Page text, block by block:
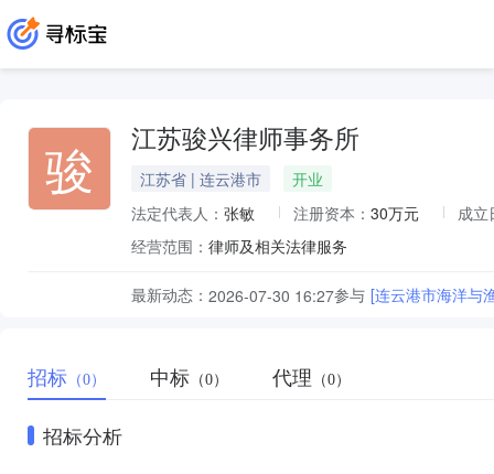
骏 江苏骏兴律师事务所
江苏省 | 连云港市
开业
法定代表人： 张敏 注册资本： 30万元
成立
经营范围： 律师及相关法律服务
最新动态： 2026-07-30 16:27参与 [连云港市海洋与
招标 （0） 中标 （0） 代理 （0）
招标分析